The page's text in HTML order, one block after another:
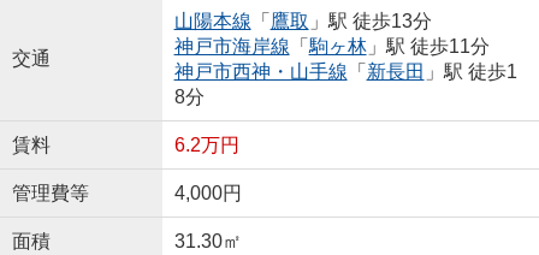
交通
山陽本線 「 鷹取 」駅 徒歩13分
神戸市海岸線 「 駒ヶ林」駅 徒歩11分
神戸市西神・山手線 「 新長田 」駅 徒歩1
8分
賃料 6.2万円
管理費等 4,000円
面積 31.30㎡